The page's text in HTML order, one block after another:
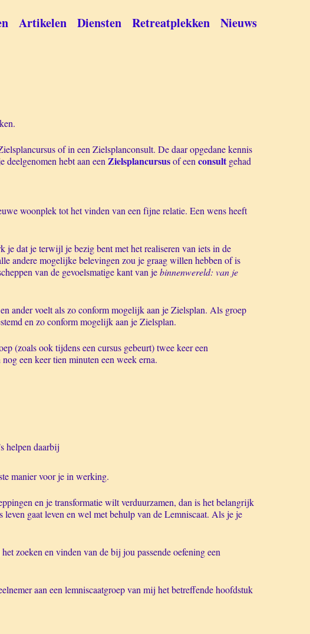
Artikelen Diensten Retreatplekken Nieuws
of in een Zielsplanconsult. De daar opgedane kennis
hebt aan een Zielsplancursusof een consultgehad
woonplek tot het vinden van een fijne relatie. Een wens heeft
je dat je terwijl je bezig bent met het realiseren van iets in de
andere mogelijke belevingen zou je graag willen hebben of is
van de gevoelsmatige kant van jebinnenwereld: van je
ander voelt als zo conform mogelijk aan je Zielsplan. Als groep
en zo conform mogelijk aan je Zielsplan.
(zoals ook tijdens een cursus gebeurt) twee keer een
een keer tien minuten een week erna.
helpen daarbij
manier voor je in werking.
en je transformatie wilt verduurzamen, dan is het belangrijk
gaat leven en wel met behulp van de Lemniscaat. Als je je
zoeken en vinden van de bij jou passende oefening een
aan een lemniscaatgroep van mij het betreffende hoofdstuk